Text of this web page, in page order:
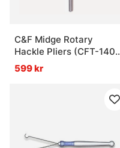
C&F Midge Rotary
Hackle Pliers (CFT-140-
Midge)
599 kr